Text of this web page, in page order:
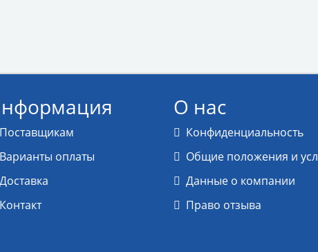
Поставщикам
Варианты оплаты
Доставка
Контакт
О нас
Конфиденциальность
Общие положения и
Данные о компании
Право отзыва